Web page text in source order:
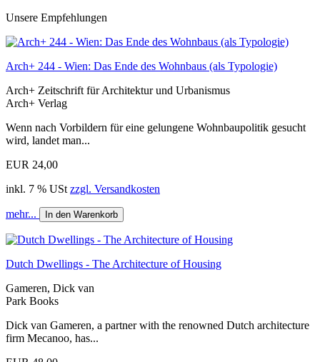
Unsere Empfehlungen
Arch+ 244 - Wien: Das Ende des Wohnbaus (als Typologie)
Arch+ Zeitschrift für Architektur und Urbanismus
Arch+ Verlag
Wenn nach Vorbildern für eine gelungene Wohnbaupolitik gesucht
wird, landet man...
EUR 24,00
inkl. 7 % USt zzgl. Versandkosten
mehr... In den Warenkorb
Dutch Dwellings - The Architecture of Housing
Gameren, Dick van
Park Books
Dick van Gameren, a partner with the renowned Dutch architecture
firm Mecanoo, has...